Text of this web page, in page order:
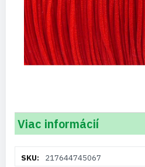
Viac informácií
informácií217644745067